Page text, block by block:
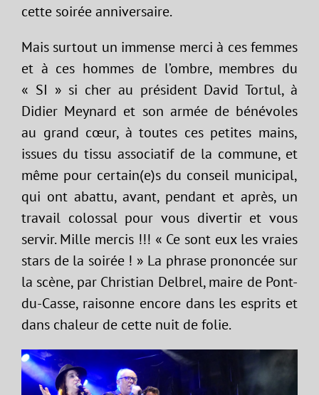
cette soirée anniversaire.
Mais surtout un immense merci à ces femmes
et à ces hommes de l’ombre, membres du
« SI » si cher au président David Tortul, à
Didier Meynard et son armée de bénévoles
au grand cœur, à toutes ces petites mains,
issues du tissu associatif de la commune, et
même pour certain(e)s du conseil municipal,
qui ont abattu, avant, pendant et après, un
travail colossal pour vous divertir et vous
servir. Mille mercis !!! « Ce sont eux les vraies
stars de la soirée ! » La phrase prononcée sur
la scène, par Christian Delbrel, maire de Pont-
du-Casse, raisonne encore dans les esprits et
dans chaleur de cette nuit de folie.